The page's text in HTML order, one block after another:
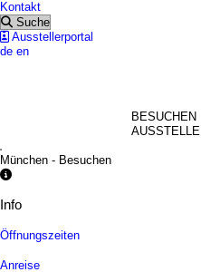
Kontakt
Suche
Ausstellerportal
de en
BESUCHEN
München - Besuchen
Info
Öffnungszeiten
Anreise